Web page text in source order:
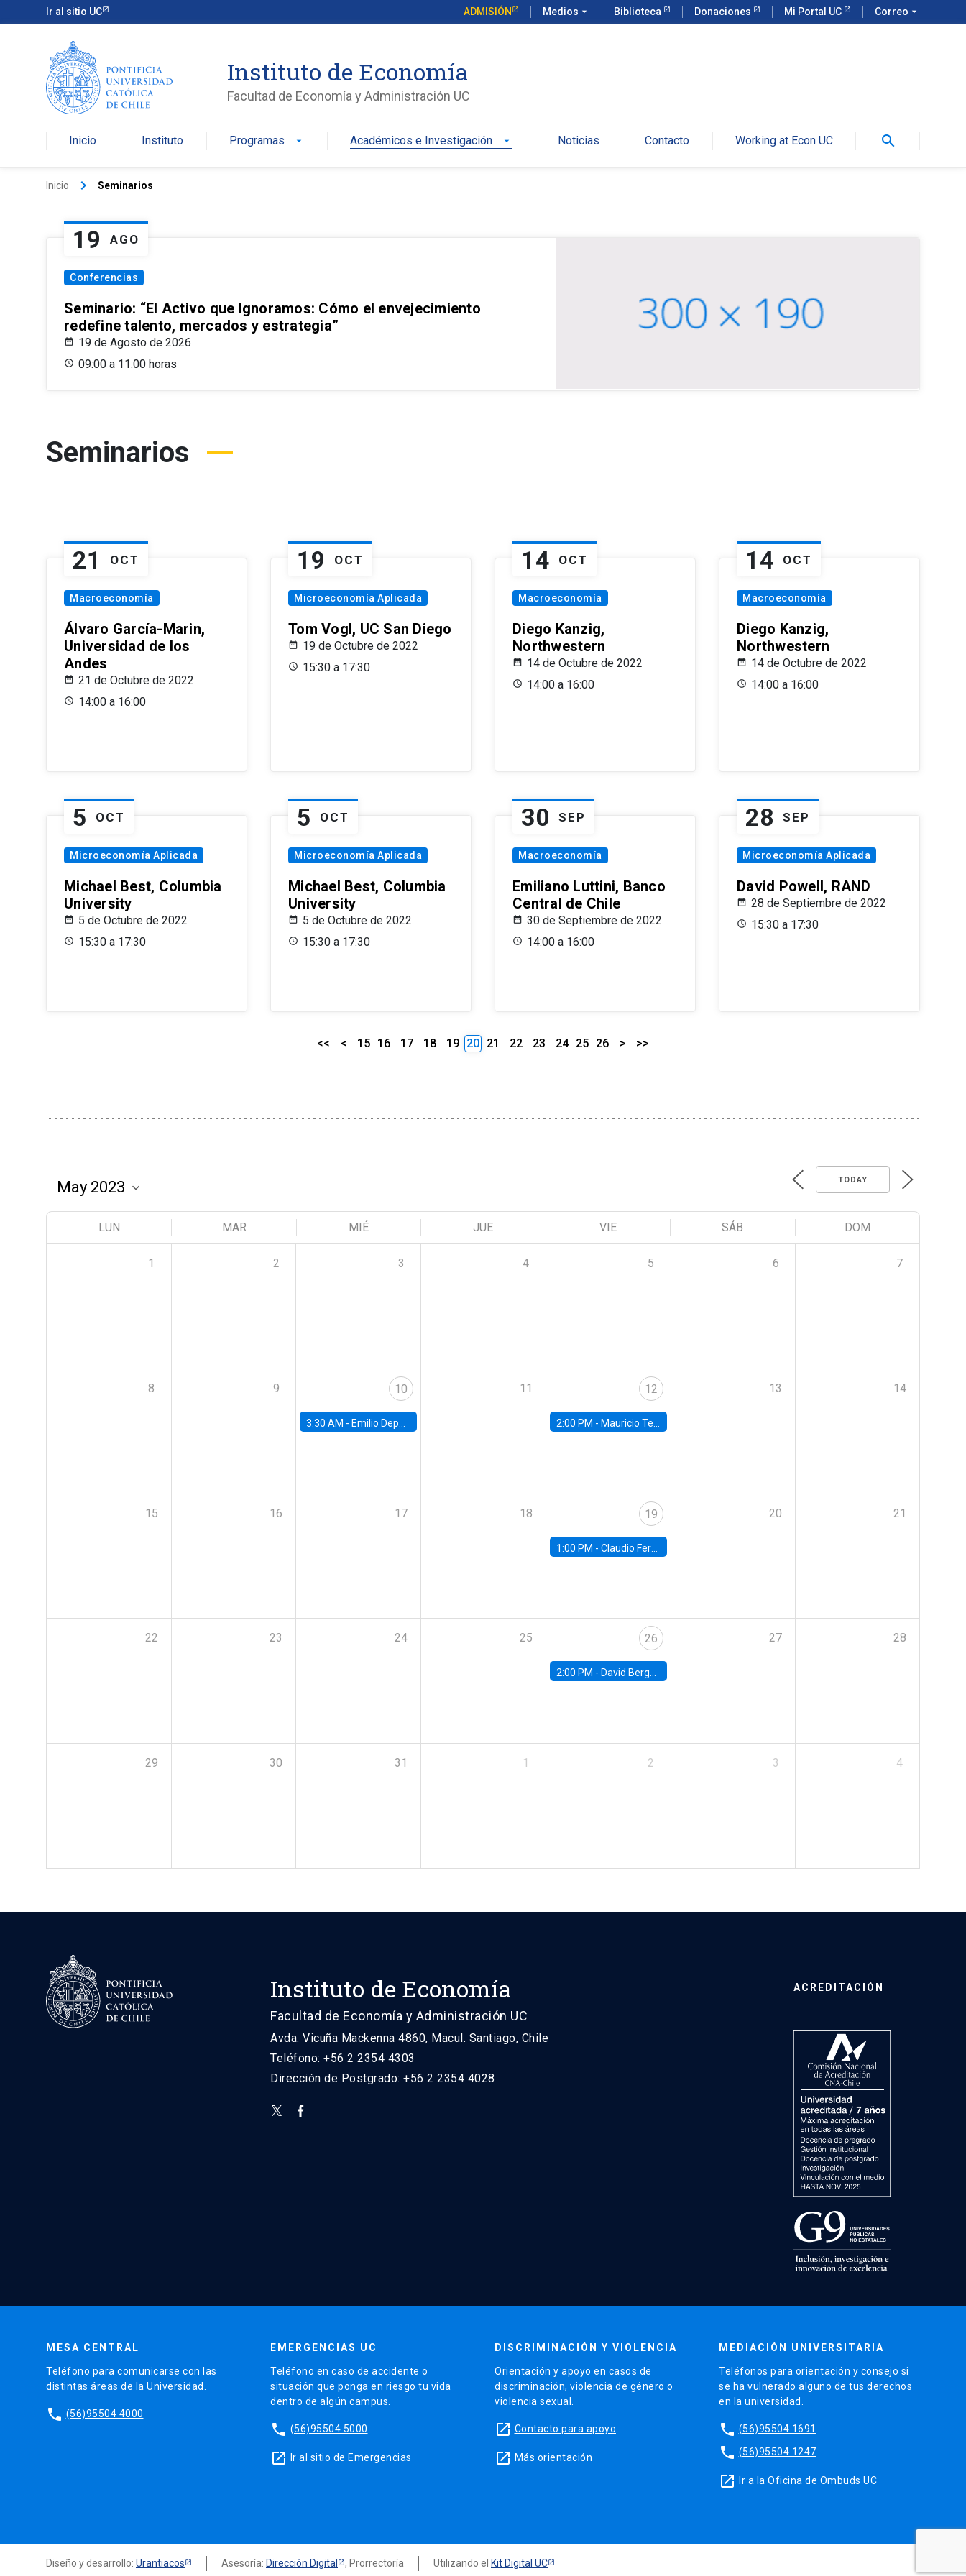
Ir al sitio UC ADMISIÓN Medios arrow_drop_down Biblioteca Donaciones Mi Portal UC Correo arrow_drop_down
Instituto de Economía
Facultad de Economía y Administración UC
Inicio Instituto Programas arrow_drop_down Académicos e Investigación arrow_drop_down Noticias Contacto Working at Econ UC search
Inicio keyboard_arrow_right Seminarios
19 AGO
Conferencias
Seminario: “El Activo que Ignoramos: Cómo el envejecimiento
redefine talento, mercados y estrategia”
19 de Agosto de 2026
09:00 a 11:00 horas
Seminarios
21 OCT
Macroeconomía
Álvaro García-Marin,
Universidad de los
Andes
21 de Octubre de 2022
14:00 a 16:00
19 OCT
Microeconomía Aplicada
Tom Vogl, UC San Diego
19 de Octubre de 2022
15:30 a 17:30
14 OCT
Macroeconomía
Diego Kanzig,
Northwestern
14 de Octubre de 2022
14:00 a 16:00
14 OCT
Macroeconomía
Diego Kanzig,
Northwestern
14 de Octubre de 2022
14:00 a 16:00
5 OCT
Microeconomía Aplicada
Michael Best, Columbia
University
5 de Octubre de 2022
15:30 a 17:30
5 OCT
Microeconomía Aplicada
Michael Best, Columbia
University
5 de Octubre de 2022
15:30 a 17:30
30 SEP
Macroeconomía
Emiliano Luttini, Banco
Central de Chile
30 de Septiembre de 2022
14:00 a 16:00
28 SEP
Microeconomía Aplicada
David Powell, RAND
28 de Septiembre de 2022
15:30 a 17:30
<< < 15 16 17 18 19 20 21 22 23 24 25 26 > >>
TODAY
LUN MAR MIÉ JUE VIE SÁB DOM
1 2 3 4 5 6 7
8 9 10
3:30 AM - Emilio Depetris-Chauvín, Universidad Católica
11 12
2:00 PM - Mauricio Tejada, UDP
13 14
15 16 17 18 19
1:00 PM - Claudio Ferraz, British Columbia
20 21
22 23 24 25 26
2:00 PM - David Berger, Duke
27 28
29 30 31 1 2 3 4
Instituto de Economía
Facultad de Economía y Administración UC
Avda. Vicuña Mackenna 4860, Macul. Santiago, Chile
Teléfono: +56 2 2354 4303
Dirección de Postgrado: +56 2 2354 4028
ACREDITACIÓN
MESA CENTRAL
Teléfono para comunicarse con las
distintas áreas de la Universidad.
phone (56)95504 4000
EMERGENCIAS UC
Teléfono en caso de accidente o
situación que ponga en riesgo tu vida
dentro de algún campus.
phone (56)95504 5000
launch Ir al sitio de Emergencias
DISCRIMINACIÓN Y VIOLENCIA
Orientación y apoyo en casos de
discriminación, violencia de género o
violencia sexual.
launch Contacto para apoyo
launch Más orientación
MEDIACIÓN UNIVERSITARIA
Teléfonos para orientación y consejo si
se ha vulnerado alguno de tus derechos
en la universidad.
phone (56)95504 1691
phone (56)95504 1247
launch Ir a la Oficina de Ombuds UC
Diseño y desarrollo: Urantiacos Asesoría: Dirección Digital , Prorrectoría Utilizando el Kit Digital UC